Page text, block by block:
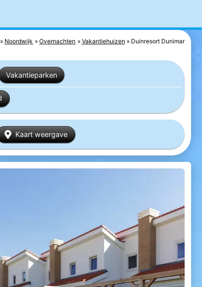
Noordwijk Overnachten Vakantiehuizen Duinresort Dunimar
Vakantieparken
Kaart weergave